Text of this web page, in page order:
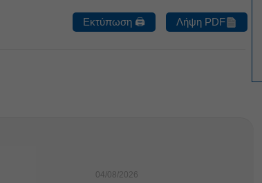
Εκτύπωση 🖨 Λήψη PDF
04/08/2026